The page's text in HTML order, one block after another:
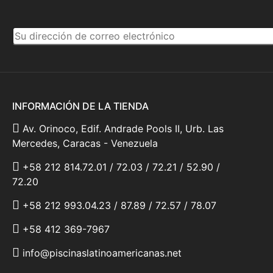
INFORMACIÓN DE LA TIENDA
Av. Orinoco, Edif. Andrade Pools II, Urb. Las
Mercedes, Caracas - Venezuela
+58 212 814.72.01 / 72.03 / 72.21 / 52.90 /
72.20
+58 212 993.04.23 / 87.89 / 72.57 / 78.07
+58 412 369-7967
info@piscinaslatinoamericanas.net